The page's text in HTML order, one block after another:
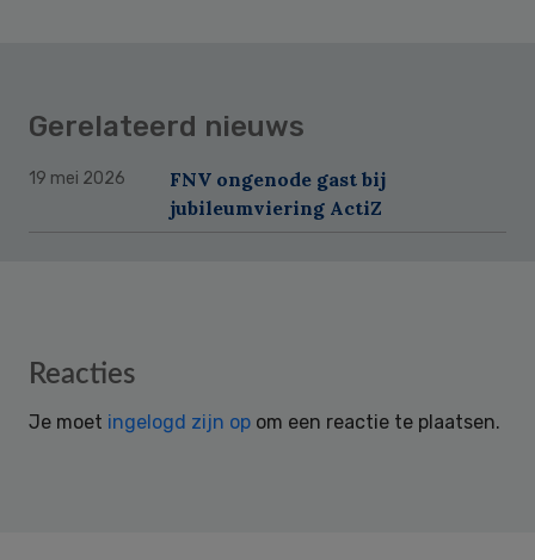
Gerelateerd nieuws
19 mei 2026
FNV ongenode gast bij
jubileumviering ActiZ
Reader
Reacties
Je moet ingelogd zijn op om een reactie te plaatsen.